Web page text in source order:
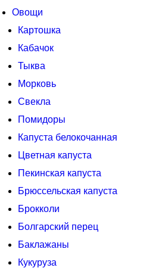
Овощи
Картошка
Кабачок
Тыква
Морковь
Свекла
Помидоры
Капуста белокочанная
Цветная капуста
Пекинская капуста
Брюссельская капуста
Брокколи
Болгарский перец
Баклажаны
Кукуруза